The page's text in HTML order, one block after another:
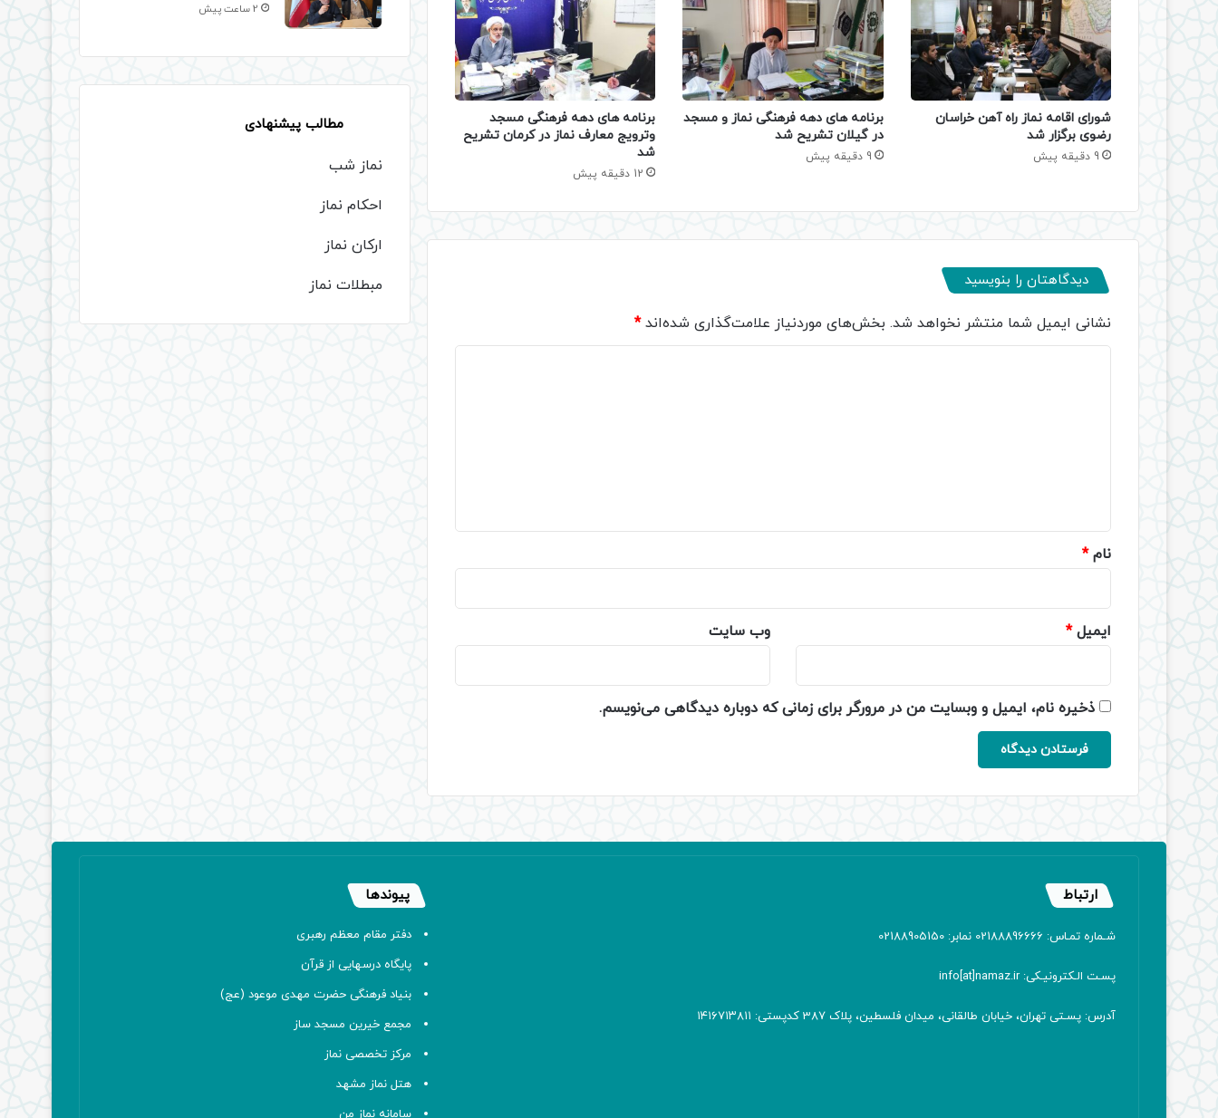
شورای اقامه نماز راه آهن خراسان
رضوی برگزار شد
9 دقیقه پیش
برنامه های دهه فرهنگی نماز و مسجد
در گیلان تشریح شد
9 دقیقه پیش
برنامه های دهه فرهنگی مسجد
وترویج معارف نماز در کرمان تشریح
شد
12 دقیقه پیش
دیدگاهتان را بنویسید
نشانی ایمیل شما منتشر نخواهد شد. بخش‌های موردنیاز علامت‌گذاری شده‌اند*
نام*
ایمیل* وب‌ سایت
ذخیره نام، ایمیل و وبسایت من در مرورگر برای زمانی که دوباره دیدگاهی می‌نویسم.
2 ساعت پیش
مطالب پیشنهادی
نماز شب
احکام نماز
ارکان نماز
مبطلات نماز
ارتباط
شـماره تمـاس: 02188896666 نمابر: 02188905150
پسـت الـکترونیـکی: info[at]namaz.ir
آدرس: پسـتی تهران، خیابان طالقانی، میدان فلسطین، پلاک 387 کدپستی: ۱۴۱۶۷۱۳۸۱۱
پیوندها
دفتر مقام معظم رهبری
پایگاه درسهایی از قرآن
بنیاد فرهنگی حضرت مهدی موعود (عج)
مجمع خیرین مسجد ساز
مرکز تخصصی نماز
هتل نماز مشهد
سامانه نماز من